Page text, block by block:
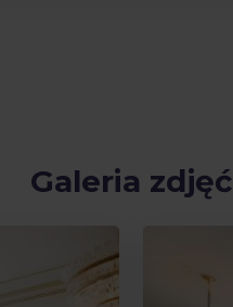
Galeria zdjęć